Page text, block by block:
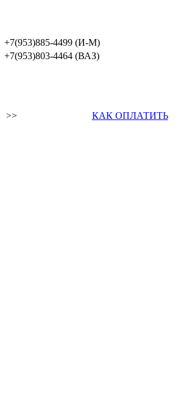
+7(953)885-4499 (И-М)
+7(953)803-4464 (ВАЗ)
>> КАК ОПЛАТИТЬ